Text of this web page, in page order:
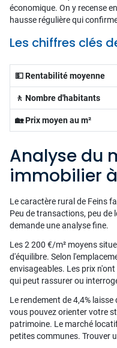
économique. On y recense
hausse régulière qui
Les chiffres clés
💵 Rentabilité moyenne
🚶 Nombre d'habitants
🏡 Prix moyen au m²
Analyse du
immobilier
Le caractère rural de Feins
Peu de transactions, peu de
demande une analyse fine.
Les 2 200 €/m² moyens
d'équilibre. Selon
envisageables. Les prix
qui peut rassurer ou
Le rendement de 4,4%
vous pouvez orienter votre
patrimoine. Le marché
petites communes. Trouver